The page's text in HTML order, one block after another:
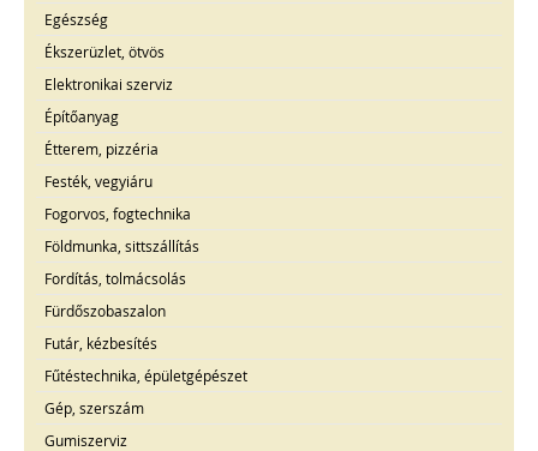
Egészség
Ékszerüzlet, ötvös
Elektronikai szerviz
Építőanyag
Étterem, pizzéria
Festék, vegyiáru
Fogorvos, fogtechnika
Földmunka, sittszállítás
Fordítás, tolmácsolás
Fürdőszobaszalon
Futár, kézbesítés
Fűtéstechnika, épületgépészet
Gép, szerszám
Gumiszerviz